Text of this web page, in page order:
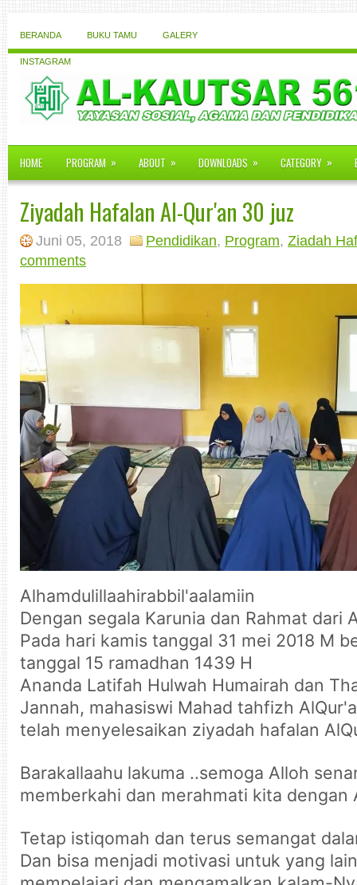
BERANDA BUKU TAMU GALERY
INSTAGRAM
HOME PROGRAM » ABOUT » DOWNLOADS » CATEGORY »
Ziyadah Hafalan Al-Qur'an 30 juz
Juni 05, 2018 Pendidikan, Program, Ziadah
comments
Alhamdulillaahirabbil'aalamiin
Dengan segala Karunia dan Rahmat dari
Pada hari kamis tanggal 31 mei 2018 M
tanggal 15 ramadhan 1439 H
Ananda Latifah Hulwah Humairah dan
Jannah, mahasiswi Mahad tahfizh
telah menyelesaikan ziyadah hafalan
Barakallaahu lakuma ..semoga Alloh
memberkahi dan merahmati kita dengan
Tetap istiqomah dan terus semangat
Dan bisa menjadi motivasi untuk yang